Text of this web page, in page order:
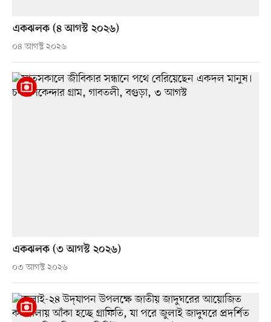
একঝলক (৪ আগস্ট ২০২৬)
০৪ আগস্ট ২০২৬
একঝলক (৩ আগস্ট ২০২৬)
০৩ আগস্ট ২০২৬